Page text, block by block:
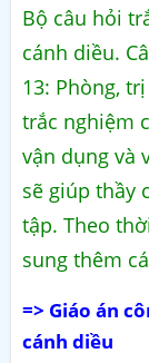
Bộ câu hỏi
cánh diều.
13: Phòng,
trắc nghiệm
vận dụng và
sẽ giúp thầy
tập. Theo
sung thêm
=> Giáo án
cánh diều